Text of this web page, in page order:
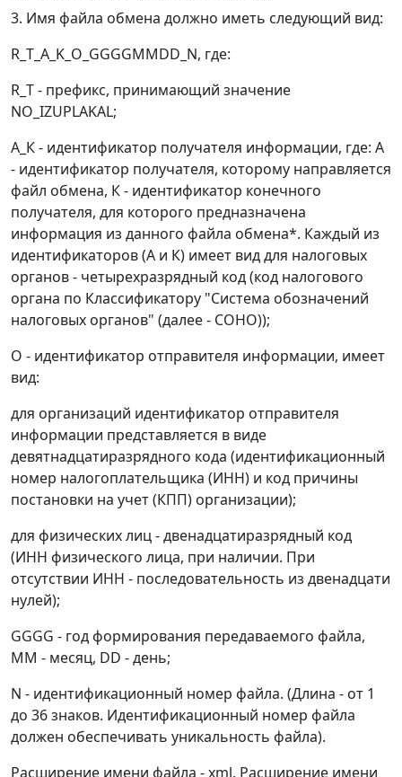
3. Имя файла обмена должно иметь следующий вид:
R_T_A_K_О_GGGGMMDD_N, где:
R_T - префикс, принимающий значение
NO_IZUPLAKAL;
А_К - идентификатор получателя информации, где: А
- идентификатор получателя, которому направляется
файл обмена, К - идентификатор конечного
получателя, для которого предназначена
информация из данного файла обмена*. Каждый из
идентификаторов (А и К) имеет вид для налоговых
органов - четырехразрядный код (код налогового
органа по Классификатору "Система обозначений
налоговых органов" (далее - СОНО));
О - идентификатор отправителя информации, имеет
вид:
для организаций идентификатор отправителя
информации представляется в виде
девятнадцатиразрядного кода (идентификационный
номер налогоплательщика (ИНН) и код причины
постановки на учет (КПП) организации);
для физических лиц - двенадцатиразрядный код
(ИНН физического лица, при наличии. При
отсутствии ИНН - последовательность из двенадцати
нулей);
GGGG - год формирования передаваемого файла,
ММ - месяц, DD - день;
N - идентификационный номер файла. (Длина - от 1
до 36 знаков. Идентификационный номер файла
должен обеспечивать уникальность файла).
Расширение имени файла - xml. Расширение имени